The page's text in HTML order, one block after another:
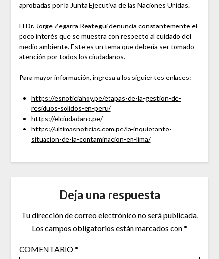
aprobadas por la Junta Ejecutiva de las Naciones Unidas.
El Dr. Jorge Zegarra Reategui denuncia constantemente el
poco interés que se muestra con respecto al cuidado del
medio ambiente. Este es un tema que debería ser tomado
atención por todos los ciudadanos.
Para mayor información, ingresa a los siguientes enlaces:
https://esnoticiahoy.pe/etapas-de-la-gestion-de-
residuos-solidos-en-peru/
https://elciudadano.pe/
https://ultimasnoticias.com.pe/la-inquietante-
situacion-de-la-contaminacion-en-lima/
Deja una respuesta
Tu dirección de correo electrónico no será publicada.
Los campos obligatorios están marcados con*
COMENTARIO*